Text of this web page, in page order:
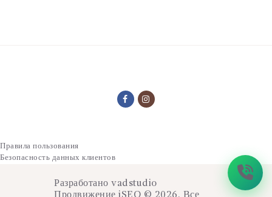
Правила пользования
Безопасность данных клиентов
Разработано vadstudio